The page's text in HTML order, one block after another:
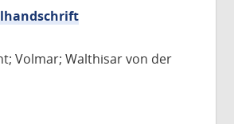
Volmar; Walthisar von der